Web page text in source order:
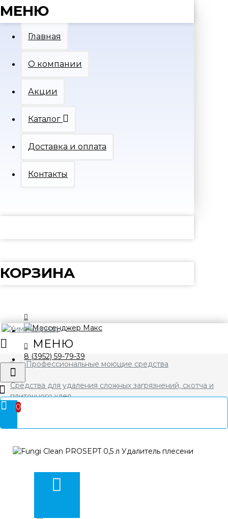
МЕНЮ
Главная
О компании
Акции
Каталог
Доставка и оплата
Контакты
КОРЗИНА
8 (3952) 59-79-39
0
Профессиональные моющие средства
Средства для удаления сложных загрязнений, скотча и
плиточного клея
Fungi Clean PROSEPT 0,5 л Удалитель плесени